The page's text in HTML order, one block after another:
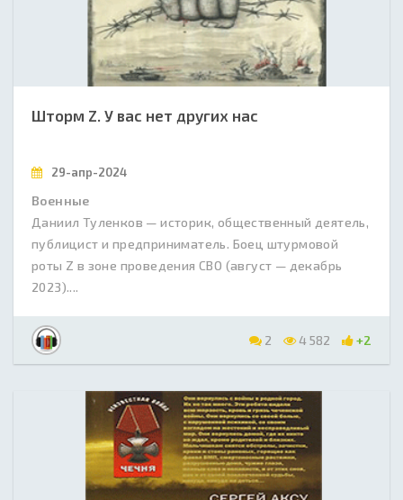
Шторм Z. У вас нет других нас
29-апр-2024
Военные
Даниил Туленков — историк, общественный деятель,
публицист и предприниматель. Боец штурмовой
роты Z в зоне проведения СВО (август — декабрь
2023)....
2 4 582 +2